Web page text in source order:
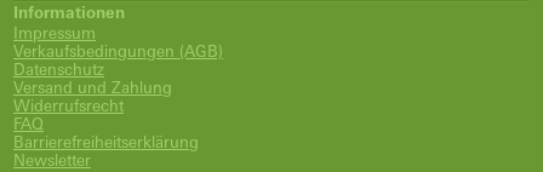
Informationen
Impressum
Verkaufsbedingungen (AGB)
Datenschutz
Versand und Zahlung
Widerrufsrecht
FAQ
Barrierefreiheitserklärung
Newsletter